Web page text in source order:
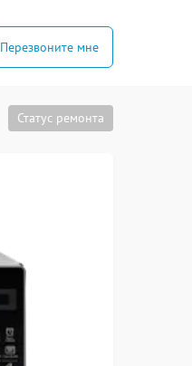
Перезвоните мне
Статус ремонта